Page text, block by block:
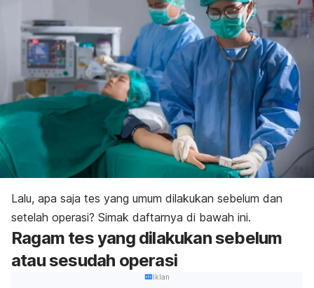
Lalu, apa saja tes yang umum dilakukan sebelum dan
setelah operasi? Simak daftarnya di bawah ini.
Ragam tes yang dilakukan sebelum
atau sesudah operasi
Iklan